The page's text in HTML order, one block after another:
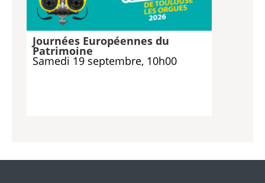
Journées Européennes du
Patrimoine
Samedi 19 septembre, 10h00